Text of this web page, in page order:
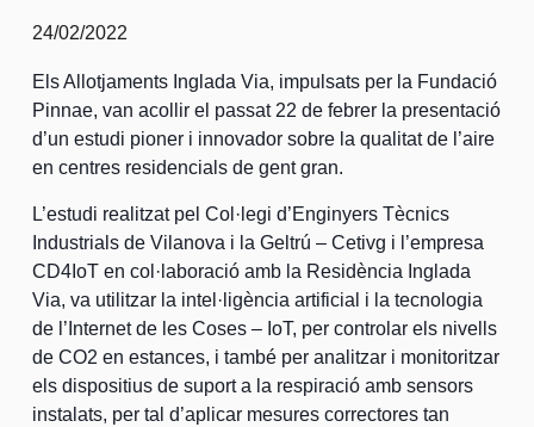
24/02/2022
Els Allotjaments Inglada Via, impulsats per la Fundació
Pinnae, van acollir el passat 22 de febrer la presentació
d’un estudi pioner i innovador sobre la qualitat de l’aire
en centres residencials de gent gran.
L’estudi realitzat pel Col·legi d’Enginyers Tècnics
Industrials de Vilanova i la Geltrú – Cetivg i l’empresa
CD4IoT en col·laboració amb la Residència Inglada
Via, va utilitzar la intel·ligència artificial i la tecnologia
de l’Internet de les Coses – IoT, per controlar els nivells
de CO2 en estances, i també per analitzar i monitoritzar
els dispositius de suport a la respiració amb sensors
instalats, per tal d’aplicar mesures correctores tan